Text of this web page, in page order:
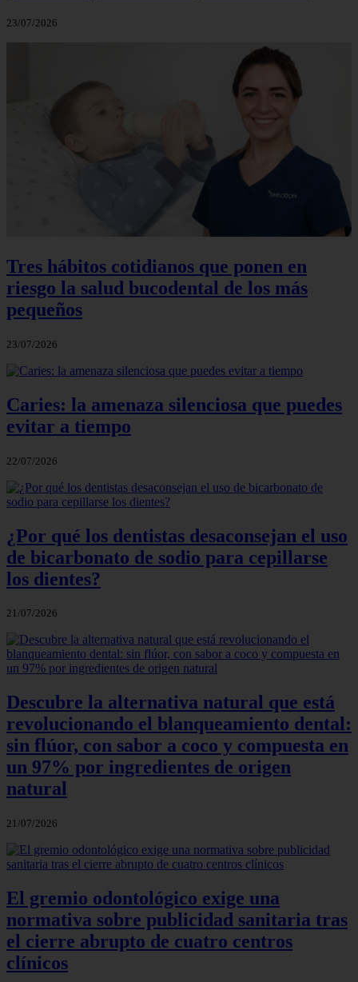
23/07/2026
Tres hábitos cotidianos que ponen en
riesgo la salud bucodental de los más
pequeños
23/07/2026
Caries: la amenaza silenciosa que puedes
evitar a tiempo
22/07/2026
¿Por qué los dentistas desaconsejan el uso
de bicarbonato de sodio para cepillarse
los dientes?
21/07/2026
Descubre la alternativa natural que está
revolucionando el blanqueamiento dental:
sin flúor, con sabor a coco y compuesta en
un 97% por ingredientes de origen
natural
21/07/2026
El gremio odontológico exige una
normativa sobre publicidad sanitaria tras
el cierre abrupto de cuatro centros
clínicos